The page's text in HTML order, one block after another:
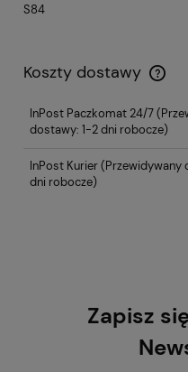
S84
Koszty dostawy
InPost Paczkomat 24/7
dostawy: 1-2 dni robocze)
InPost Kurier(Przewidywany
dni robocze)
Zapisz